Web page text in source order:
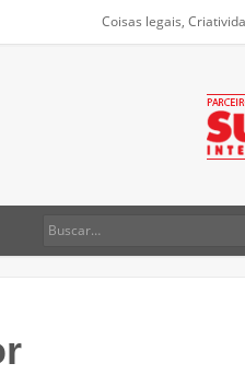
Coisas legais,